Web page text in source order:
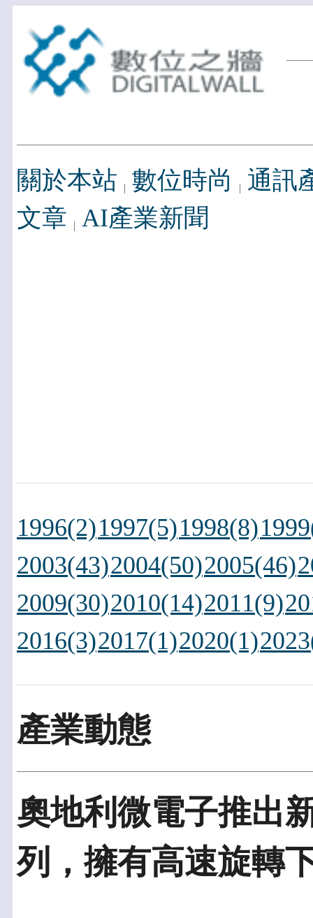
關於本站 數位時尚
通訊
文章 AI產業新聞
1996(2)1997(5)1998(8)
2003(43)2004(50)2005(46)
2009(30)2010(14)2011(9)
2016(3)2017(1)2020(1)
產業動態
奧地利微電子推出
列，擁有高速旋轉